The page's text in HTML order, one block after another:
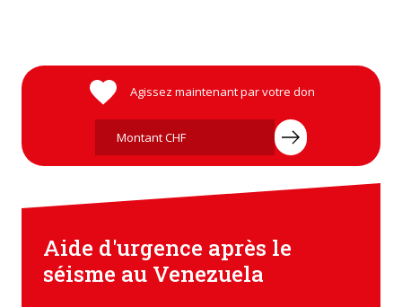
Découvrez nos projets !
Agissez maintenant par votre don
Aide d'urgence après le
séisme au Venezuela